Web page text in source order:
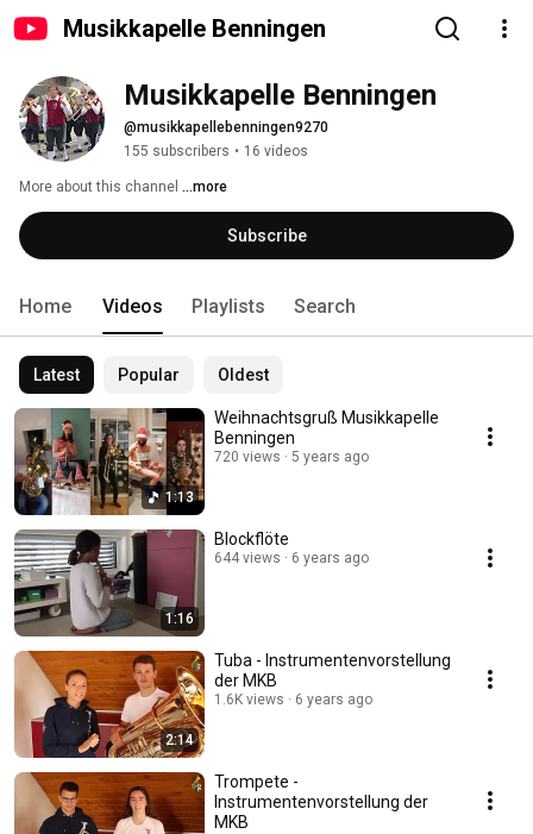
Musikkapelle Benningen
Musikkapelle Benningen
@musikkapellebenningen9270
155 subscribers • 16 videos
More about this channel ...more
Subscribe
Home Videos Playlists Search
Latest Popular Oldest
1:13
Weihnachtsgruß Musikkapelle
Benningen
720 views 5 years ago
1:16
Blockflöte
644 views 6 years ago
2:14
Tuba - Instrumentenvorstellung
der MKB
1.6K views 6 years ago
Trompete -
Instrumentenvorstellung der
MKB